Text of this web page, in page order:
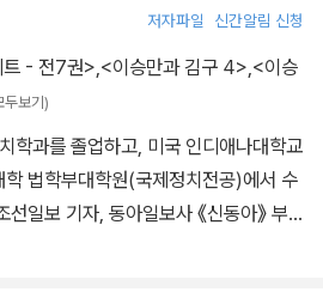
머니 김씨 부인이 아들을 보고 행여 '천
걱정하자 '저는 그들이 하는 말을 믿기
눈앞에 다가왔다는 절박한 심리상태
수를 찾은 것이었다. (2권 73쪽, '제12
서)
저자파일 신간알림 신청
트 - 전7권>,<이승만과 김구 4>,<이승
두보기)
학과를 졸업하고, 미국 인디애나대학교
법학부대학원(국제정치전공)에서 수
선일보 기자, 동아일보사 《신동아》 부장